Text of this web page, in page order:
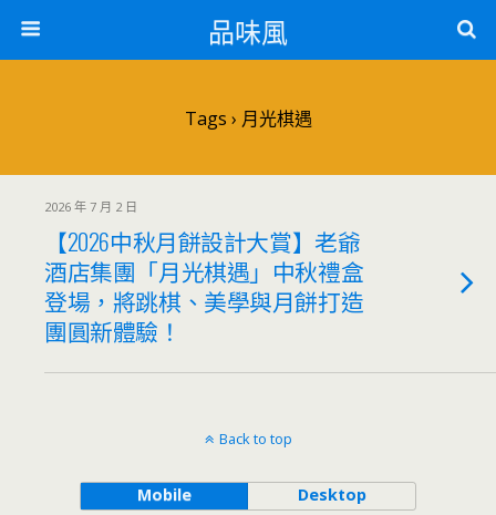
品味風
Tags › 月光棋遇
2026 年 7 月 2 日
【2026中秋月餅設計大賞】老爺
酒店集團「月光棋遇」中秋禮盒
登場，將跳棋、美學與月餅打造
團圓新體驗！
Back to top
Mobile Desktop